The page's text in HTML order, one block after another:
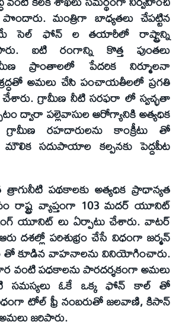
పొందారు. మంత్రిగా బాధ్యతలు చేపట్టిన
సెల్ ఫోన్ ల తయారీలో రాష్ట్రాన్ని
ఐటి రంగాన్ని కొత్త పుంతలు
ప్రాంతాలలో పేదరిక నిర్మూలనా
అమలు చేసి పంచాయతీలలో ప్రగతి
చేశారు. గ్రామీణ నీటి సరఫరా లో స్వచ్ఛతా
ద్వారా పల్లెవాసుల ఆరోగ్యానికి అత్యధిక
గ్రామీణ రహదారులను కాంక్రీటు తో
మౌలిక సదుపాయాల కల్పనకు పెద్దపీట
త్రాగునీటి పథకాలకు అత్యధిక ప్రాధాన్యత
రాష్ట్ర వ్యాప్తంగా 103 మదర్ యూనిట్
యూనిట్ లు ఏర్పాటు చేశారు. వాటర్
దశల్లో పరిశుభ్రం చేసే విధంగా జర్మన్
తో కూడిన వాహనాలను వినియోగించారు.
వంటి పధకాలను పారదర్శకంగా అమలు
సమస్యలు ఓకే ఒక్క ఫోన్ కాల్ తో
టోల్ ఫ్రీ నంబరుతో జలవాణి, కిసాన్
జరిపారు.